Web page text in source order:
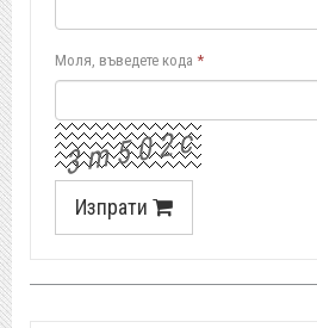
Моля, въведете кода *
3m502c
Изпрати